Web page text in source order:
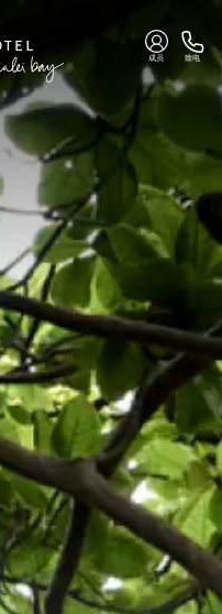
成员 致电